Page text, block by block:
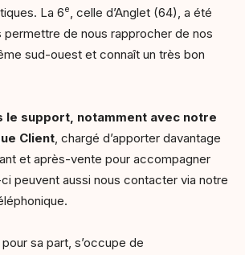
La 6e, celle d’Anglet (64), a été
permettre de nous rapprocher de nos
sud-ouest et connaît un très bon
le support, notamment avec notre
Client, chargé d’apporter davantage
et après-vente pour accompagner
peuvent aussi nous contacter via notre
pour sa part, s’occupe de